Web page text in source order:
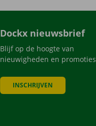
Dockx nieuwsbrief
Blijf op de hoogte van
nieuwigheden en promoties
INSCHRIJVEN